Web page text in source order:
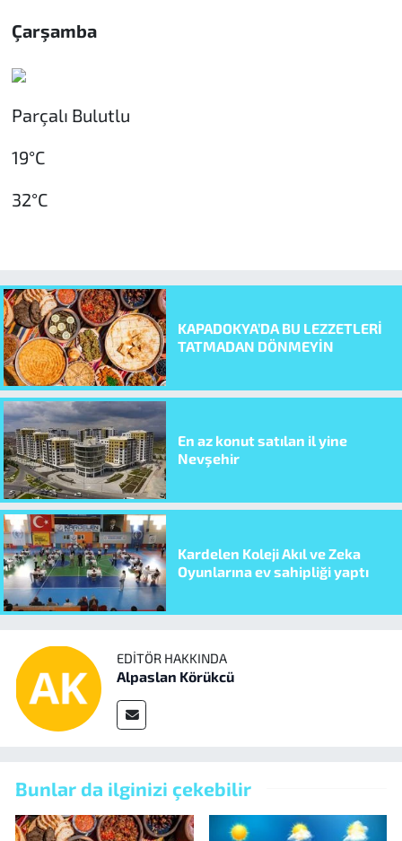
Çarşamba
Parçalı Bulutlu
19°C
32°C
KAPADOKYA’DA BU LEZZETLERİ
TATMADAN DÖNMEYİN
En az konut satılan il yine
Nevşehir
Kardelen Koleji Akıl ve Zeka
Oyunlarına ev sahipliği yaptı
EDITÖR HAKKINDA
Alpaslan Körükcü
Bunlar da ilginizi çekebilir